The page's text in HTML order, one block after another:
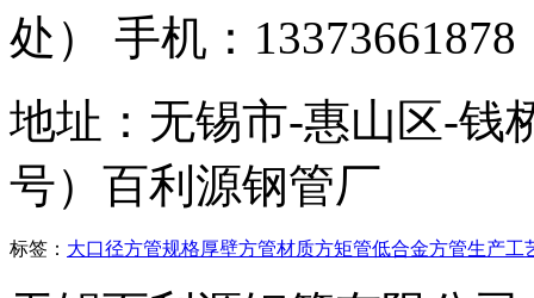
处） 手机：
地址：无锡市-惠山区-钱
号）百利源钢管厂
标签： 大口径方管规格厚壁方管材质方矩管低合金方管生产工